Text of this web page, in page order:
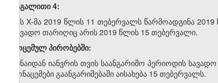
მაგალითი 4:
შპს X-მა 2019 წლის 11 თებერვალს წარმოადგინა
სავადო თარიღიც არის 2019 წლის 15 თებერვალი.
მოცემულ პირობებში:
ვინაიდან იანვრის თვის საანგარიშო პერიოდის
მონაცემები გაანგარიშებაში აისახება 15 თებერვალს.